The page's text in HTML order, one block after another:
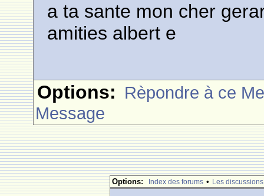
a ta sante mon cher
amities albert e
Options: Rèpondre à ce
Message
Options: Index des forums • Les discussions